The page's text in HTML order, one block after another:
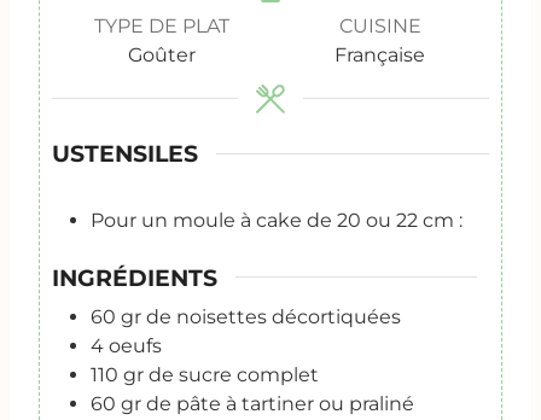
TYPE DE PLAT
Goûter
CUISINE
Française
USTENSILES
Pour un moule à cake de 20 ou 22 cm :
INGRÉDIENTS
60 gr de noisettes décortiquées
4 oeufs
110 gr de sucre complet
60 gr de pâte à tartiner ou praliné